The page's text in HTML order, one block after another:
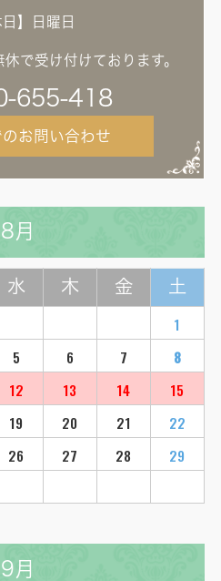
日】日曜日
で受け付けております。
655-418
のお問い合わせ
8月
水 木 金 土
1
5 6 7
8
12 13 14
15
19 20 21
22
26 27 28
29
9月